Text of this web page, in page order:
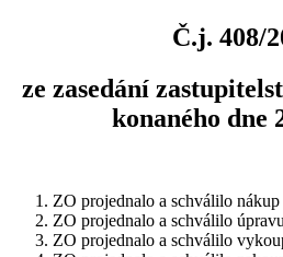
Č.j. 408/
ze zasedání
konaného dne
ZO projednalo a schválilo
ZO projednalo a schválilo
ZO projednalo a schválilo